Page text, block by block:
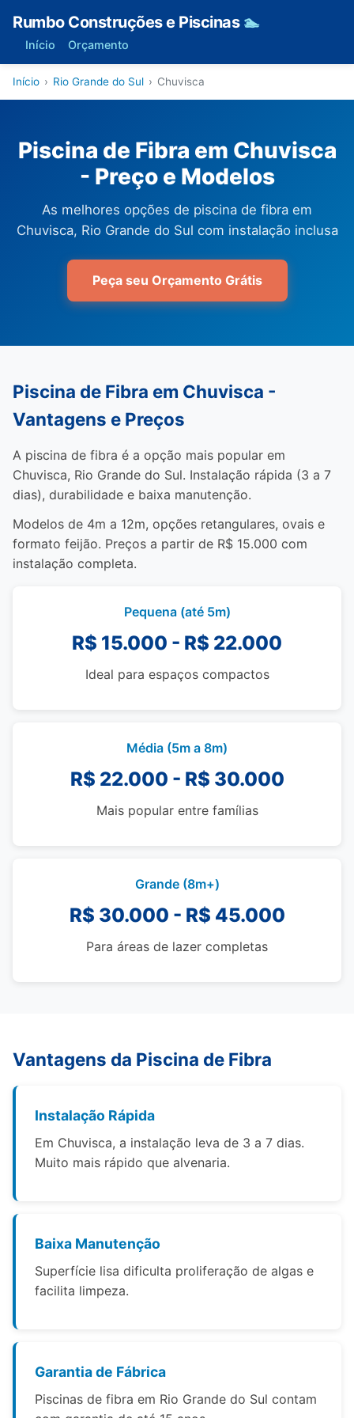
Rumbo Construções e Piscinas 🏊
Início Orçamento
Início › Rio Grande do Sul › Chuvisca
Piscina de Fibra em Chuvisca
- Preço e Modelos
As melhores opções de piscina de fibra em
Chuvisca, Rio Grande do Sul com instalação inclusa
Peça seu Orçamento Grátis
Piscina de Fibra em Chuvisca -
Vantagens e Preços
A piscina de fibra é a opção mais popular em
Chuvisca, Rio Grande do Sul. Instalação rápida (3 a 7
dias), durabilidade e baixa manutenção.
Modelos de 4m a 12m, opções retangulares, ovais e
formato feijão. Preços a partir de R$ 15.000 com
instalação completa.
Pequena (até 5m)
R$ 15.000 - R$ 22.000
Ideal para espaços compactos
Média (5m a 8m)
R$ 22.000 - R$ 30.000
Mais popular entre famílias
Grande (8m+)
R$ 30.000 - R$ 45.000
Para áreas de lazer completas
Vantagens da Piscina de Fibra
Instalação Rápida
Em Chuvisca, a instalação leva de 3 a 7 dias.
Muito mais rápido que alvenaria.
Baixa Manutenção
Superfície lisa dificulta proliferação de algas e
facilita limpeza.
Garantia de Fábrica
Piscinas de fibra em Rio Grande do Sul contam